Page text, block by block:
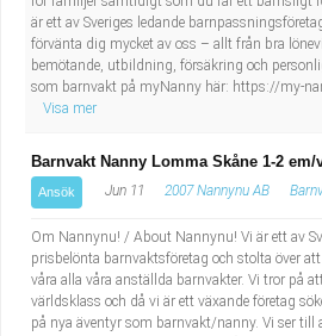
är ett av Sveriges ledande
förvänta dig mycket av oss – allt från bra
bemötande, utbildning, försäkring och
som barnvakt på myNanny här: https://my-
Visa mer
Barnvakt Nanny Lomma Skåne 1-2
Ansök Jun 11 2007 Nannynu AB
Om Nannynu! / About Nannynu! Vi är ett av
prisbelönta barnvaktsföretag och stolta över
våra alla våra anställda barnvakter. Vi tror på
världsklass och då vi är ett växande företag
på nya äventyr som barnvakt/nanny. Vi ser till